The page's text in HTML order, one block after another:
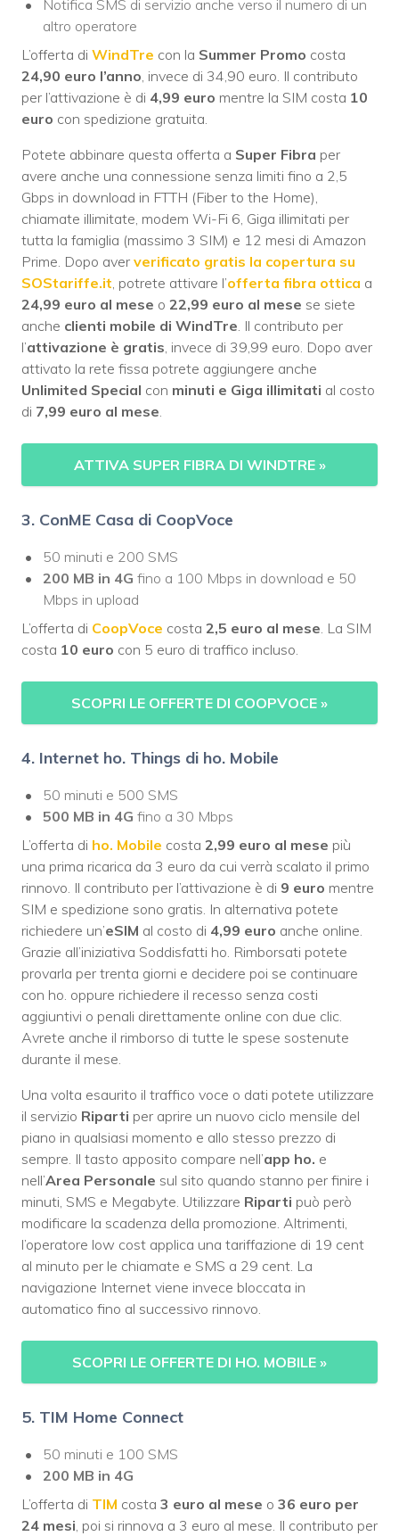
Notifica SMS di servizio anche verso il numero di un
altro operatore
L’offerta di WindTre con la Summer Promo costa
24,90 euro l’anno, invece di 34,90 euro. Il contributo
per l’attivazione è di 4,99 euro mentre la SIM costa 10
euro con spedizione gratuita.
Potete abbinare questa offerta a Super Fibra per
avere anche una connessione senza limiti fino a 2,5
Gbps in download in FTTH (Fiber to the Home),
chiamate illimitate, modem Wi-Fi 6, Giga illimitati per
tutta la famiglia (massimo 3 SIM) e 12 mesi di Amazon
Prime. Dopo aver verificato gratis la copertura su
SOStariffe.it, potrete attivare l’offerta fibra ottica a
24,99 euro al mese o 22,99 euro al mese se siete
anche clienti mobile di WindTre. Il contributo per
l’attivazione è gratis, invece di 39,99 euro. Dopo aver
attivato la rete fissa potrete aggiungere anche
Unlimited Special con minuti e Giga illimitati al costo
di 7,99 euro al mese.
ATTIVA SUPER FIBRA DI WINDTRE »
3. ConME Casa di CoopVoce
50 minuti e 200 SMS
200 MB in 4G fino a 100 Mbps in download e 50
Mbps in upload
L’offerta di CoopVoce costa 2,5 euro al mese. La SIM
costa 10 euro con 5 euro di traffico incluso.
SCOPRI LE OFFERTE DI COOPVOCE »
4. Internet ho. Things di ho. Mobile
50 minuti e 500 SMS
500 MB in 4G fino a 30 Mbps
L’offerta di ho. Mobile costa 2,99 euro al mese più
una prima ricarica da 3 euro da cui verrà scalato il primo
rinnovo. Il contributo per l’attivazione è di 9 euro mentre
SIM e spedizione sono gratis. In alternativa potete
richiedere un’eSIM al costo di 4,99 euro anche online.
Grazie all’iniziativa Soddisfatti ho. Rimborsati potete
provarla per trenta giorni e decidere poi se continuare
con ho. oppure richiedere il recesso senza costi
aggiuntivi o penali direttamente online con due clic.
Avrete anche il rimborso di tutte le spese sostenute
durante il mese.
Una volta esaurito il traffico voce o dati potete utilizzare
il servizio Riparti per aprire un nuovo ciclo mensile del
piano in qualsiasi momento e allo stesso prezzo di
sempre. Il tasto apposito compare nell’app ho. e
nell’Area Personale sul sito quando stanno per finire i
minuti, SMS e Megabyte. Utilizzare Riparti può però
modificare la scadenza della promozione. Altrimenti,
l’operatore low cost applica una tariffazione di 19 cent
al minuto per le chiamate e SMS a 29 cent. La
navigazione Internet viene invece bloccata in
automatico fino al successivo rinnovo.
SCOPRI LE OFFERTE DI HO. MOBILE »
5. TIM Home Connect
50 minuti e 100 SMS
200 MB in 4G
L’offerta di TIM costa 3 euro al mese o 36 euro per
24 mesi, poi si rinnova a 3 euro al mese. Il contributo per